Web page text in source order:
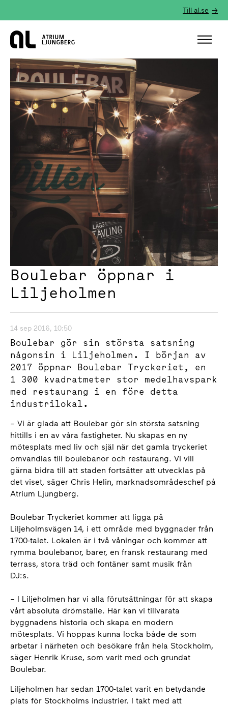
Till al.se
Hem
Boulebar öppnar i
Liljeholmen
14 sep 2016, 10:50
Boulebar gör sin största satsning
någonsin i Liljeholmen. I början av
2017 öppnar Boulebar Tryckeriet, en
1 300 kvadratmeter stor medelhavspark
med restaurang i en före detta
industrilokal.
– Vi är glada att Boulebar gör sin största satsning
hittills i en av våra fastigheter. Nu skapas en ny
mötesplats med liv och själ när det gamla tryckeriet
omvandlas till boulebanor och restaurang. Vi vill
gärna bidra till att staden fortsätter att utvecklas på
det viset, säger Chris Helin, marknadsområdeschef på
Atrium Ljungberg.
Boulebar Tryckeriet kommer att ligga på
Liljeholmsvägen 14, i ett område med byggnader från
1700-talet. Lokalen är i två våningar och kommer att
rymma boulebanor, barer, en fransk restaurang med
terrass, stora träd och fontäner samt musik från
DJ:s.
– I Liljeholmen har vi alla förutsättningar för att skapa
vårt absoluta drömställe. Här kan vi tillvarata
byggnadens historia och skapa en modern
mötesplats. Vi hoppas kunna locka både de som
arbetar i närheten och besökare från hela Stockholm,
säger Henrik Kruse, som varit med och grundat
Boulebar.
Liljeholmen har sedan 1700-talet varit en betydande
plats för Stockholms industrier. I takt med att